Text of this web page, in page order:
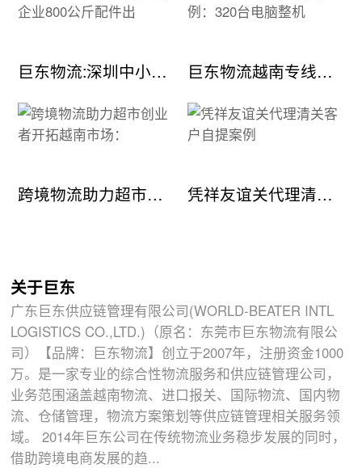
巨东物流:深圳中小电子企业800公斤配件出 巨东物流越南专线案例：320台电脑整机
跨境物流助力超市创业者开拓越南市场： 凭祥友谊关代理清关客户自提案例
关于巨东
广东巨东供应链管理有限公司(WORLD-BEATER INTL
LOGISTICS CO.,LTD.)（原名：东莞市巨东物流有限公
司）【品牌：巨东物流】创立于2007年，注册资金1000
万。是一家专业的综合性物流服务和供应链管理公司，
业务范围涵盖越南物流、进口报关、国际物流、国内物
流、仓储管理，物流方案策划等供应链管理相关服务领
域。 2014年巨东公司在传统物流业务稳步发展的同时，
借助跨境电商发展的趋...